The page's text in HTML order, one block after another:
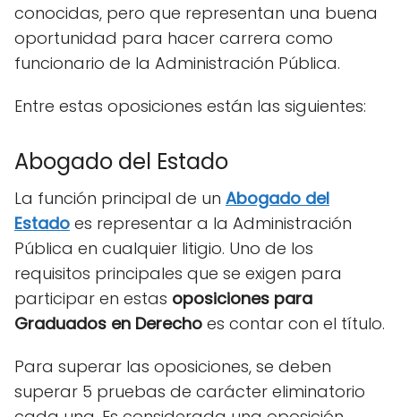
conocidas, pero que representan una buena
oportunidad para hacer carrera como
funcionario de la Administración Pública.
Entre estas oposiciones están las siguientes:
Abogado del Estado
La función principal de un Abogado del
Estado es representar a la Administración
Pública en cualquier litigio. Uno de los
requisitos principales que se exigen para
participar en estas oposiciones para
Graduados en Derecho es contar con el título.
Para superar las oposiciones, se deben
superar 5 pruebas de carácter eliminatorio